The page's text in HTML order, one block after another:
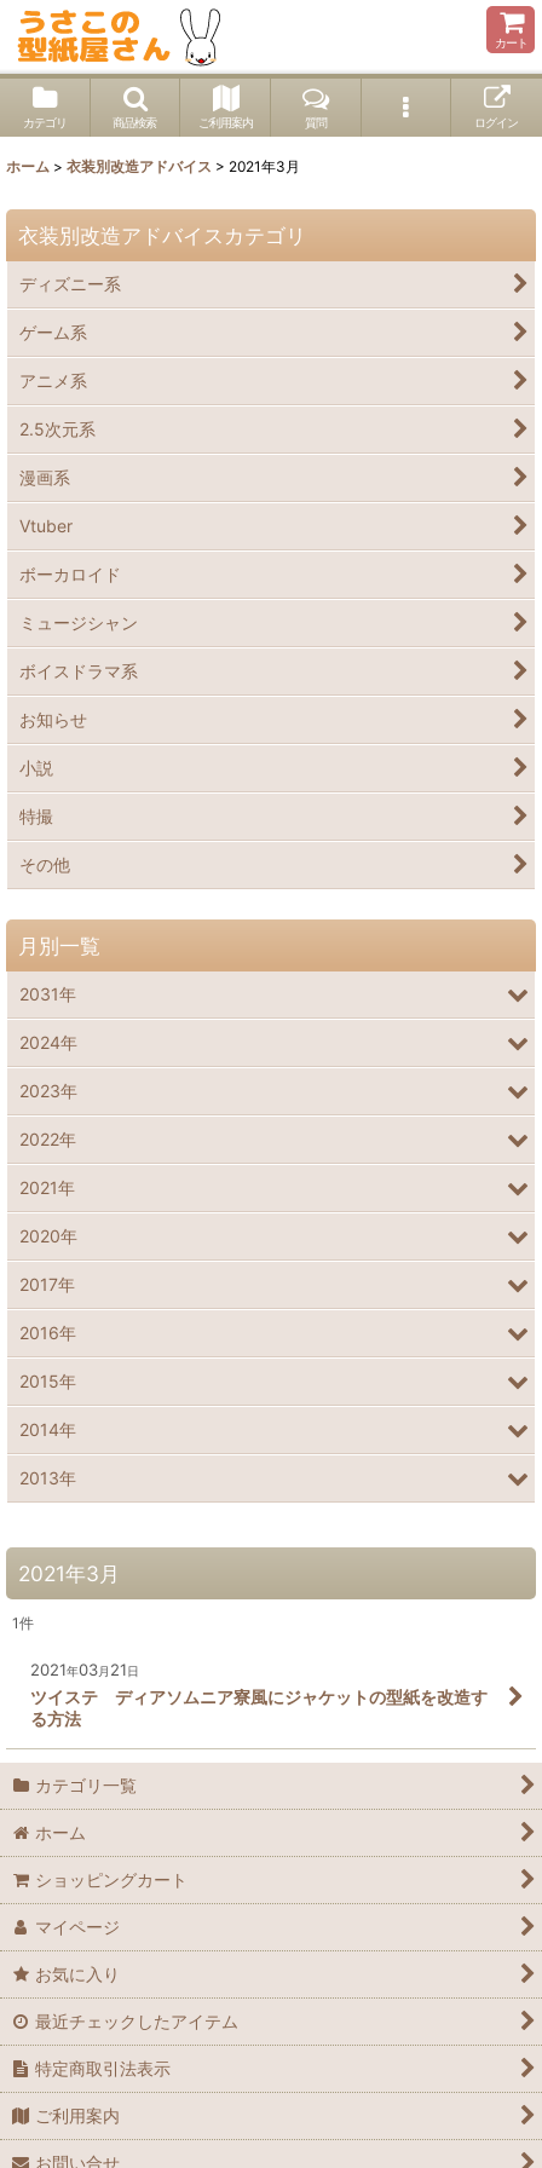
カート
カテゴリ 商品検索 ご利用案内 質問 ログイン
ホーム > 衣装別改造アドバイス > 2021年3月
2021年3月
1件
2021年03月 21日
ツイステ ディアソムニア寮風にジャケットの型紙を改造す
る方法
衣装別改造アドバイスカテゴリ
ディズニー系
ゲーム系
アニメ系
2.5次元系
漫画系
Vtuber
ボーカロイド
ミュージシャン
ボイスドラマ系
お知らせ
小説
特撮
その他
月別一覧
2031年
2024年
2023年
2022年
2021年
2020年
2017年
2016年
2015年
2014年
2013年
カテゴリ一覧
ホーム
ショッピングカート
マイページ
お気に入り
最近チェックしたアイテム
特定商取引法表示
ご利用案内
お問い合せ